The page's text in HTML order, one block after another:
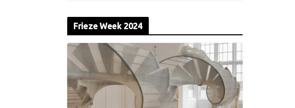
Frieze Week 2024